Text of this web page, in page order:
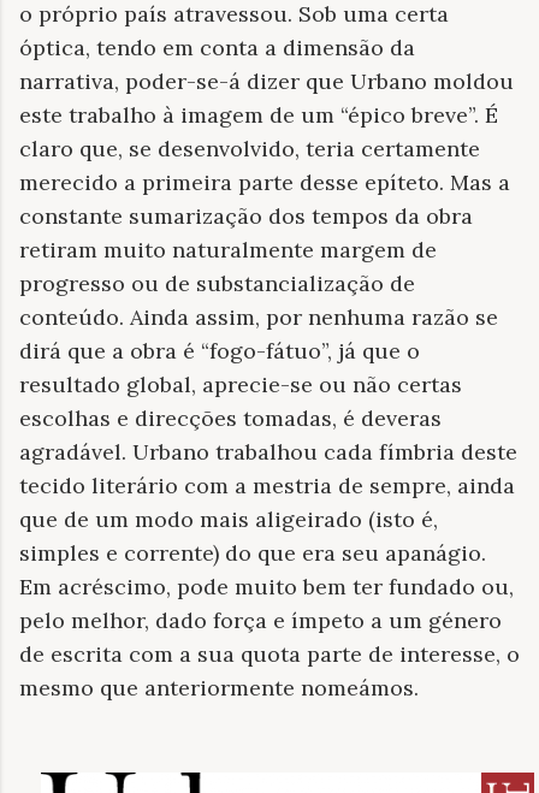
o próprio país atravessou. Sob uma certa
óptica, tendo em conta a dimensão da
narrativa, poder-se-á dizer que Urbano moldou
este trabalho à imagem de um “épico breve”. É
claro que, se desenvolvido, teria certamente
merecido a primeira parte desse epíteto. Mas a
constante sumarização dos tempos da obra
retiram muito naturalmente margem de
progresso ou de substancialização de
conteúdo. Ainda assim, por nenhuma razão se
dirá que a obra é “fogo-fátuo”, já que o
resultado global, aprecie-se ou não certas
escolhas e direcções tomadas, é deveras
agradável. Urbano trabalhou cada fímbria deste
tecido literário com a mestria de sempre, ainda
que de um modo mais aligeirado (isto é,
simples e corrente) do que era seu apanágio.
Em acréscimo, pode muito bem ter fundado ou,
pelo melhor, dado força e ímpeto a um género
de escrita com a sua quota parte de interesse, o
mesmo que anteriormente nomeámos.